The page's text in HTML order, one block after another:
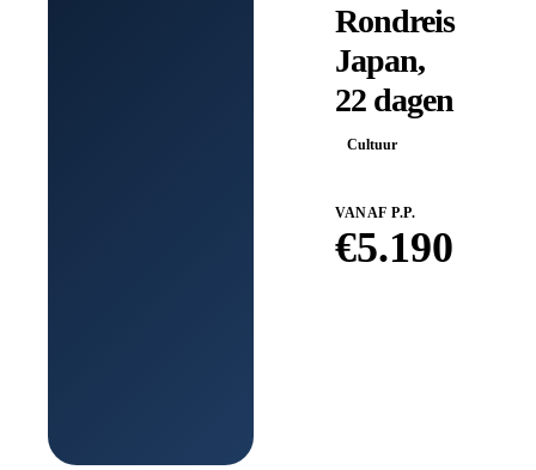
Rondreis
Japan,
22 dagen
Cultuur
VANAF P.P.
€5.190